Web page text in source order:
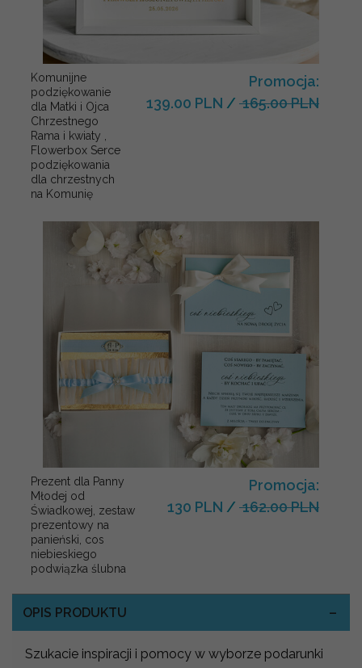
Komunijne
podziękowanie
dla Matki i Ojca
Chrzestnego
Rama i kwiaty ,
Flowerbox Serce
podziękowania
dla chrzestnych
na Komunię
Promocja:
139.00 PLN / 165.00 PLN
Prezent dla Panny
Młodej od
Świadkowej, zestaw
prezentowy na
panieński, cos
niebieskiego
podwiązka ślubna
Promocja:
130 PLN / 162.00 PLN
OPIS PRODUKTU
Szukacie inspiracji i pomocy w wyborze podarunki